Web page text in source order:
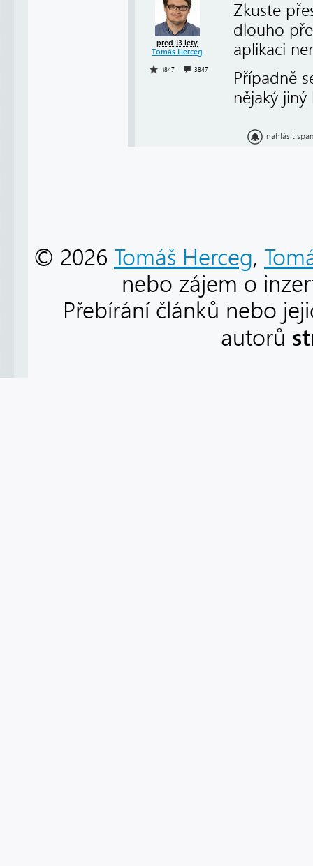
před 13 lety
Tomáš Herceg
1847 3847
Zkuste
dlouho
aplikaci
Případně
nějaký
nahlásit
© 2026 Tomáš Herceg,
nebo zájem o
Přebírání článků nebo
autorů